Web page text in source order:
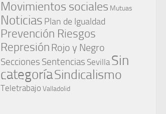
Movimientos sociales Mutuas
Noticias Plan de Igualdad
Prevención Riesgos
Represión Rojo y Negro
Secciones Sentencias Sevilla Sin
categoríaSindicalismo
Teletrabajo Valladolid